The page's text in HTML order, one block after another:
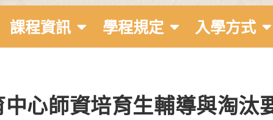
課程資訊 學程規定 入學方式
心師資培育生輔導與淘汰